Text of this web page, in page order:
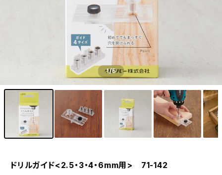
1/5
ドリルガイド<2.5・3・4・6mm用> 71-142